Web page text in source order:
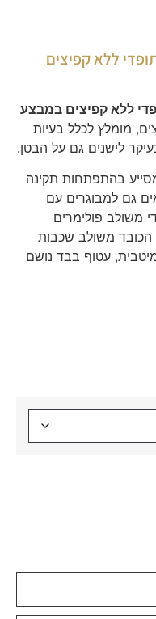
ללא קפיצים
ללא קפיצים במבצע
מומלץ לכלל בעיות
לישנים גם על הבטן.
בהתפתחות תקינה
גם למבוגרים עם
משולב פולימרים
הכובד משולב שכבות
עטוף בבד נושם